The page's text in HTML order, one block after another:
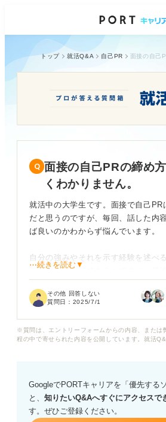
トップ 就活Q&A 自己PR
面接の自己PRの締め
くわかりません。
就活中の大学生です。面接で自己PR
だと思うのですが、毎回、話した内
ば良いのかわからず悩んでいます。
自分の強みやそれを示す経験を述べ
となくイメージできるんですが、最
終わらせてしまっています。
己PRを締めくくるのが良いのでしょ
⋯続きを読む▼
その他 回答しない
質問日： 2025/7/1
※質問は、エントリーフォームからの内容、または
程の中で寄せられた内容を公開しています。就活
GoogleでPORTキャリアを「優先する
と、 知りたいQ&Aへすぐにアクセスで
す。ぜひご登録ください。